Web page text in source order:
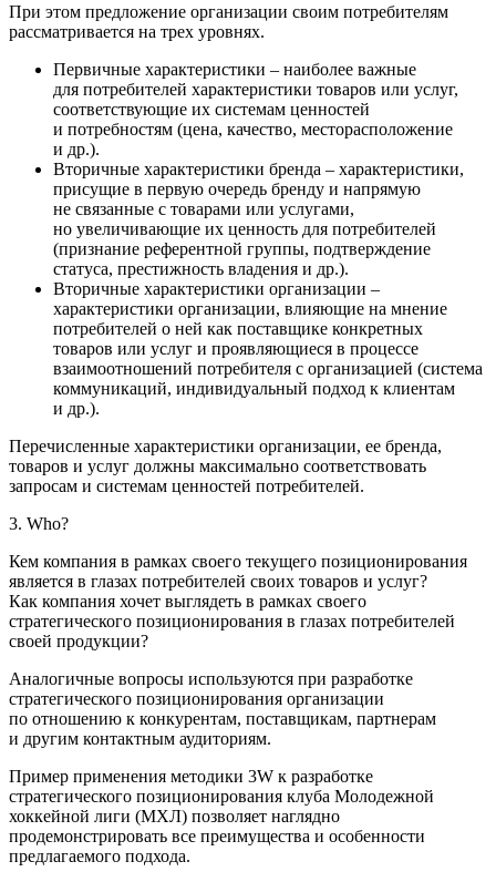
При этом предложение организации своим потребителям
рассматривается на трех уровнях.
Первичные характеристики – наиболее важные
для потребителей характеристики товаров или услуг,
соответствующие их системам ценностей
и потребностям (цена, качество, месторасположение
и др.).
Вторичные характеристики бренда – характеристики,
присущие в первую очередь бренду и напрямую
не связанные с товарами или услугами,
но увеличивающие их ценность для потребителей
(признание референтной группы, подтверждение
статуса, престижность владения и др.).
Вторичные характеристики организации –
характеристики организации, влияющие на мнение
потребителей о ней как поставщике конкретных
товаров или услуг и проявляющиеся в процессе
взаимоотношений потребителя с организацией (система
коммуникаций, индивидуальный подход к клиентам
и др.).
Перечисленные характеристики организации, ее бренда,
товаров и услуг должны максимально соответствовать
запросам и системам ценностей потребителей.
3. Who?
Кем компания в рамках своего текущего позиционирования
является в глазах потребителей своих товаров и услуг?
Как компания хочет выглядеть в рамках своего
стратегического позиционирования в глазах потребителей
своей продукции?
Аналогичные вопросы используются при разработке
стратегического позиционирования организации
по отношению к конкурентам, поставщикам, партнерам
и другим контактным аудиториям.
Пример применения методики 3W к разработке
стратегического позиционирования клуба Молодежной
хоккейной лиги (МХЛ) позволяет наглядно
продемонстрировать все преимущества и особенности
предлагаемого подхода.